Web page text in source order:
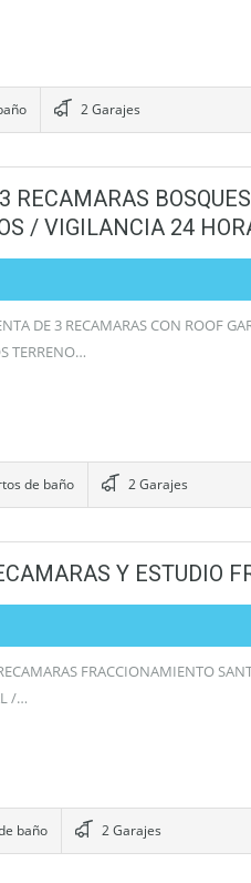
2 Garajes
/ VIGILANCIA 24
DE 3 RECAMARAS CON ROOF
TERRENO…
de baño 2 Garajes
Y ESTUDIO
FRACCIONAMIENTO
/…
baño 2 Garajes